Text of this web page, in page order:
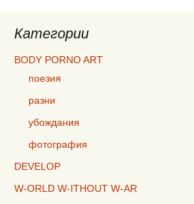
Категории
BODY PORNO ART
поезия
разни
убождания
фотография
DEVELOP
W-ORLD W-ITHOUT W-AR